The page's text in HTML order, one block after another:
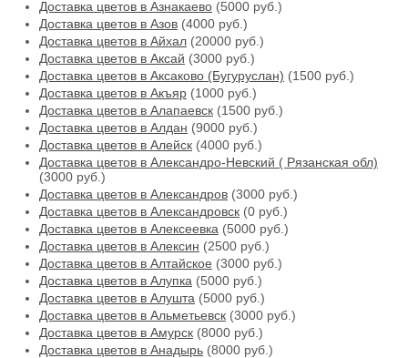
Доставка цветов в Азнакаево (5000 руб.)
Доставка цветов в Азов (4000 руб.)
Доставка цветов в Айхал (20000 руб.)
Доставка цветов в Аксай (3000 руб.)
Доставка цветов в Аксаково (Бугуруслан) (1500 руб.)
Доставка цветов в Акъяр (1000 руб.)
Доставка цветов в Алапаевск (1500 руб.)
Доставка цветов в Алдан (9000 руб.)
Доставка цветов в Алейск (4000 руб.)
Доставка цветов в Александро-Невский ( Рязанская обл)
(3000 руб.)
Доставка цветов в Александров (3000 руб.)
Доставка цветов в Александровск (0 руб.)
Доставка цветов в Алексеевка (5000 руб.)
Доставка цветов в Алексин (2500 руб.)
Доставка цветов в Алтайское (3000 руб.)
Доставка цветов в Алупка (5000 руб.)
Доставка цветов в Алушта (5000 руб.)
Доставка цветов в Альметьевск (3000 руб.)
Доставка цветов в Амурск (8000 руб.)
Доставка цветов в Анадырь (8000 руб.)